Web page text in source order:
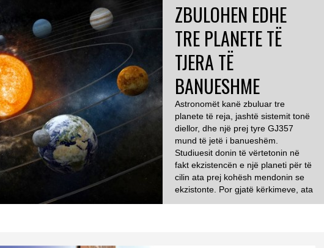
ZBULOHEN EDHE
TRE PLANETE TË
TJERA TË
BANUESHME
Astronomët kanë zbuluar tre
planete të reja, jashtë sistemit tonë
diellor, dhe një prej tyre GJ357
mund të jetë i banueshëm.
Studiuesit donin të vërtetonin në
fakt ekzistencën e një planeti për të
cilin ata prej kohësh mendonin se
ekzistonte. Por gjatë kërkimeve, ata